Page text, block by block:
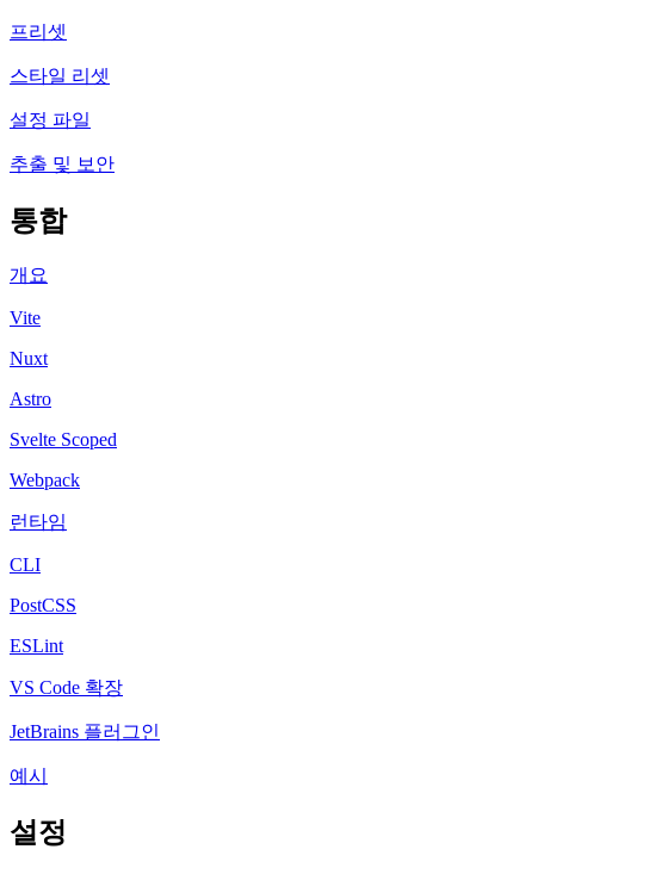
프리셋
스타일 리셋
설정 파일
추출 및 보안
통합
개요
Vite
Nuxt
Astro
Svelte Scoped
Webpack
런타임
CLI
PostCSS
ESLint
VS Code 확장
JetBrains 플러그인
예시
설정